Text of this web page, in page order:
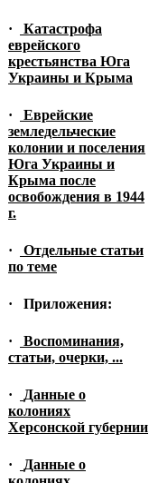
·
Катастрофа
еврейского
крестьянства Юга
Украины и Крыма
·
Еврейские
земледельческие
колонии и поселения
Юга Украины и
Крыма после
освобождения в 1944
г.
·
Отдельные статьи
по теме
· Приложения:
·
Воспоминания,
статьи, очерки, ...
·
Данные о
колониях
Херсонской губернии
·
Данные о